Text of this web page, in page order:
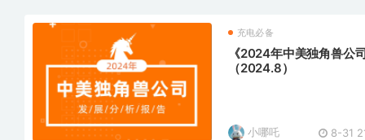
充电必备
《2024年中美独角兽公
（2024.8）
小哪吒 8-31